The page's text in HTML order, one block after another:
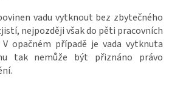
vadu vytknout bez zbytečného
nejpozději však do pěti pracovních
opačném případě je vada vytknuta
tak nemůže být přiznáno právo